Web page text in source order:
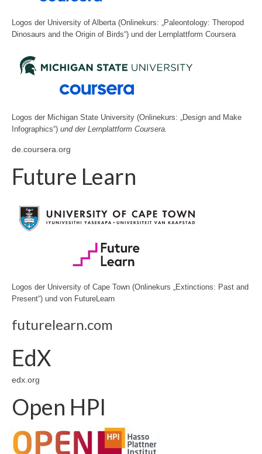
Logos der University of Alberta (Onlinekurs: „Paleontology: Theropod
Dinosaurs and the Origin of Birds“) und der Lernplattform Coursera
Logos der Michigan State University (Onlinekurs: „Design and Make
Infographics“) und der Lernplattform Coursera.
de.coursera.org
Future Learn
Logos der University of Cape Town (Onlinekurs „Extinctions: Past and
Present“) und von FutureLearn
futurelearn.com
EdX
edx.org
Open HPI